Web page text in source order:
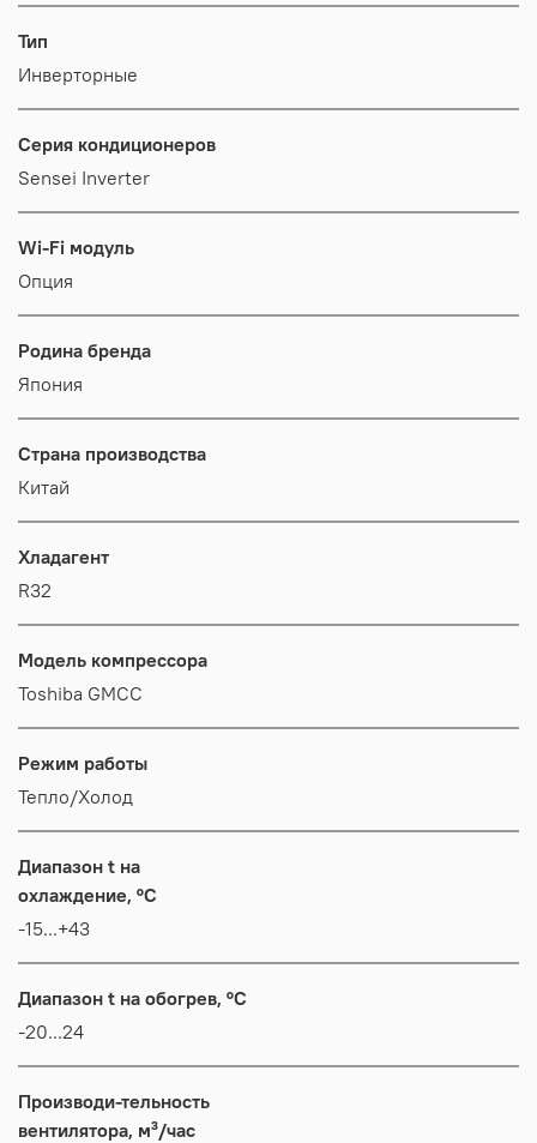
Тип
Инверторные
Серия кондиционеров
Sensei Inverter
Wi-Fi модуль
Опция
Родина бренда
Япония
Страна производства
Китай
Хладагент
R32
Модель компрессора
Toshiba GMCC
Режим работы
Тепло/Холод
Диапазон t на
охлаждение, °C
-15...+43
Диапазон t на обогрев, °C
-20...24
Производи-тельность
вентилятора, м³/час